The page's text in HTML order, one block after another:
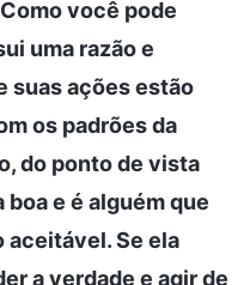
você pode
uma razão e
suas ações estão
os padrões da
do ponto de vista
boa e é alguém que
aceitável. Se ela
a verdade e agir de